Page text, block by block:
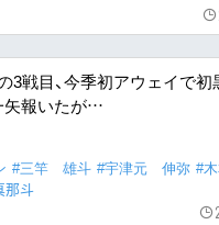
3戦目、今季初アウェイで初
矢報いたが…
#三竿 雄斗 #宇津元 伸弥 #
那斗